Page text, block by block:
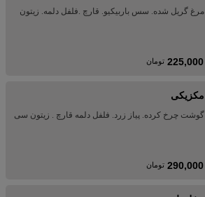
مرغ گریل شده. سس باربیکیو. قارچ .فلفل دلمه. زیتون
225,000 تومان
مکزیکی
گوشت چرخ کرده. پیاز زرد. فلفل دلمه قارچ . زیتون سی
290,000 تومان